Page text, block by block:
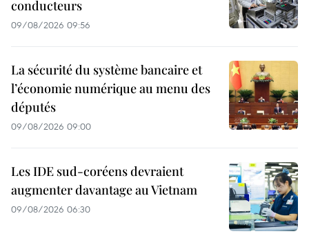
conducteurs
09/08/2026 09:56
La sécurité du système bancaire et
l’économie numérique au menu des
députés
09/08/2026 09:00
Les IDE sud-coréens devraient
augmenter davantage au Vietnam
09/08/2026 06:30